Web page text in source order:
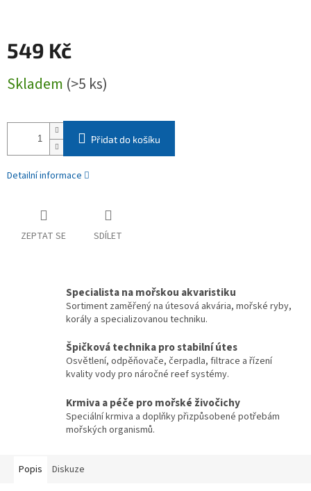
549 Kč
cena:
Skladem (>5 ks)
Přidat do košíku
Detailní informace
ZEPTAT SE SDÍLET
Specialista na mořskou akvaristiku
Sortiment zaměřený na útesová akvária, mořské ryby,
korály a specializovanou techniku.
Špičková technika pro stabilní útes
Osvětlení, odpěňovače, čerpadla, filtrace a řízení
kvality vody pro náročné reef systémy.
Krmiva a péče pro mořské živočichy
Speciální krmiva a doplňky přizpůsobené potřebám
mořských organismů.
Popis Diskuze